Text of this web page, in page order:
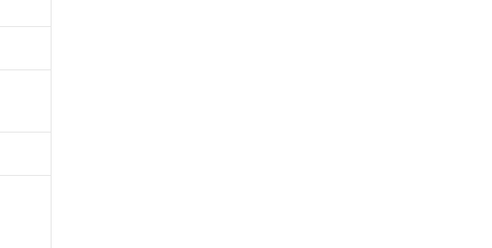
ご確認ください。
は開示しないようお願いしま
Webメンバーズにご登録され
当社および当社の共同利用者
同利用者の範囲」に記載されて
明するものではありません。
。
な影響を及ぼさない年数を意
を当該第三者に通知します。
がある場合は、取り引きをい
お客様担当のオムロン制御